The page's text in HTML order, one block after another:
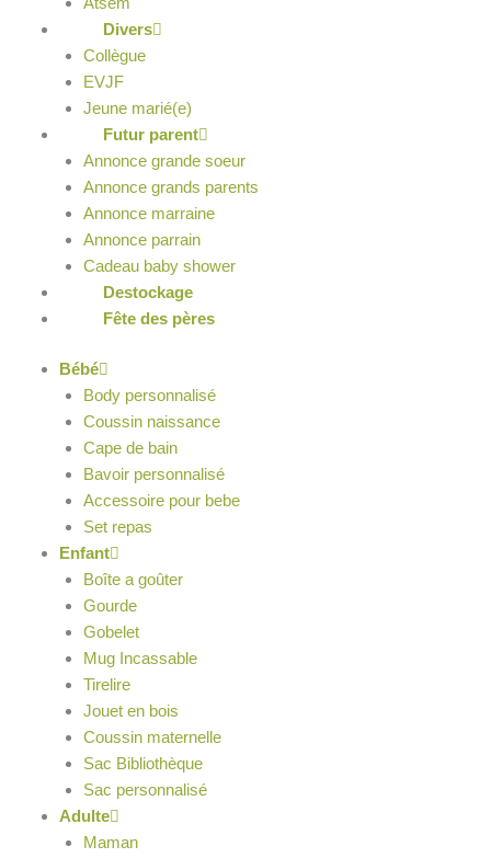
Divers
Collègue
EVJF
Jeune marié(e)
Futur parent
Annonce grande soeur
Annonce grands parents
Annonce marraine
Annonce parrain
Cadeau baby shower
Destockage
Fête des pères
Bébé
Body personnalisé
Coussin naissance
Cape de bain
Bavoir personnalisé
Accessoire pour bebe
Set repas
Enfant
Boîte a goûter
Gourde
Gobelet
Mug Incassable
Tirelire
Jouet en bois
Coussin maternelle
Sac Bibliothèque
Sac personnalisé
Adulte
Maman